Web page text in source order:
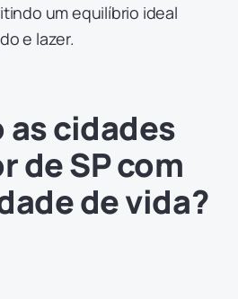
um equilíbrio ideal
e lazer.
as cidades
de SP com
de vida?